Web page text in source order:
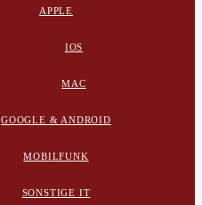
APPLE
IOS
MAC
GOOGLE & ANDROID
MOBILFUNK
SONSTIGE IT